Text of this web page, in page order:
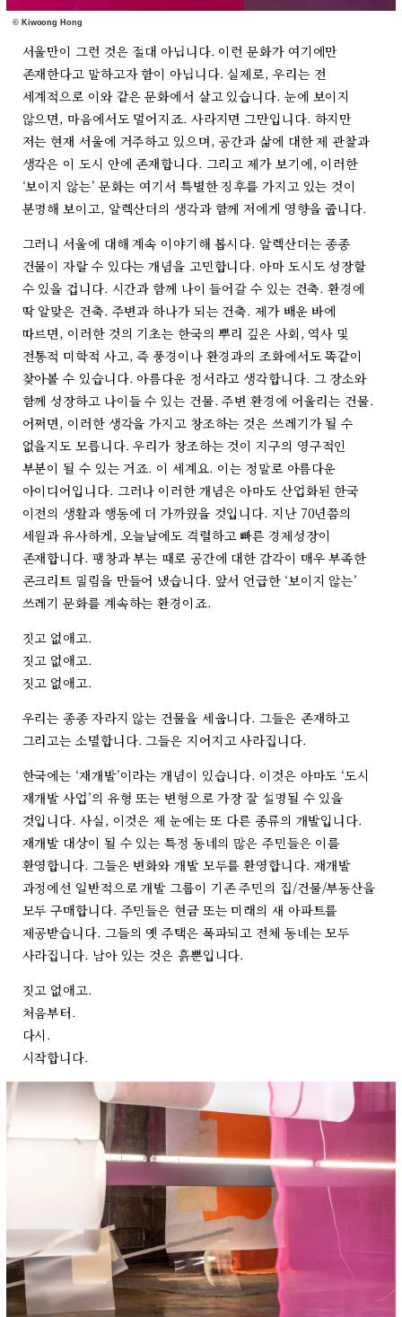
© Kiwoong Hong
서울만이 그런 것은 절대 아닙니다. 이런 문화가 여기에만
존재한다고 말하고자 함이 아닙니다. 실제로, 우리는 전
세계적으로 이와 같은 문화에서 살고 있습니다. 눈에 보이지
않으면, 마음에서도 멀어지죠. 사라지면 그만입니다. 하지만
저는 현재 서울에 거주하고 있으며, 공간과 삶에 대한 제 관찰과
생각은 이 도시 안에 존재합니다. 그리고 제가 보기에, 이러한
‘보이지 않는’ 문화는 여기서 특별한 징후를 가지고 있는 것이
분명해 보이고, 알렉산더의 생각과 함께 저에게 영향을 줍니다.
그러니 서울에 대해 계속 이야기해 봅시다. 알렉산더는 종종
건물이 자랄 수 있다는 개념을 고민합니다. 아마 도시도 성장할
수 있을 겁니다. 시간과 함께 나이 들어갈 수 있는 건축. 환경에
딱 알맞은 건축. 주변과 하나가 되는 건축. 제가 배운 바에
따르면, 이러한 것의 기초는 한국의 뿌리 깊은 사회, 역사 및
전통적 미학적 사고, 즉 풍경이나 환경과의 조화에서도 똑같이
찾아볼 수 있습니다. 아름다운 정서라고 생각합니다. 그 장소와
함께 성장하고 나이들 수 있는 건물. 주변 환경에 어울리는 건물.
어쩌면, 이러한 생각을 가지고 창조하는 것은 쓰레기가 될 수
없을지도 모릅니다. 우리가 창조하는 것이 지구의 영구적인
부분이 될 수 있는 거죠. 이 세계요. 이는 정말로 아름다운
아이디어입니다. 그러나 이러한 개념은 아마도 산업화된 한국
이전의 생활과 행동에 더 가까웠을 것입니다. 지난 70년쯤의
세월과 유사하게, 오늘날에도 격렬하고 빠른 경제성장이
존재합니다. 팽창과 부는 때로 공간에 대한 감각이 매우 부족한
콘크리트 밀림을 만들어 냈습니다. 앞서 언급한 ‘보이지 않는’
쓰레기 문화를 계속하는 환경이죠.
짓고 없애고.
짓고 없애고.
짓고 없애고.
우리는 종종 자라지 않는 건물을 세웁니다. 그들은 존재하고
그리고는 소멸합니다. 그들은 지어지고 사라집니다.
한국에는 ‘재개발’이라는 개념이 있습니다. 이것은 아마도 ‘도시
재개발 사업’의 유형 또는 변형으로 가장 잘 설명될 수 있을
것입니다. 사실, 이것은 제 눈에는 또 다른 종류의 개발입니다.
재개발 대상이 될 수 있는 특정 동네의 많은 주민들은 이를
환영합니다. 그들은 변화와 개발 모두를 환영합니다. 재개발
과정에선 일반적으로 개발 그룹이 기존 주민의 집/건물/부동산을
모두 구매합니다. 주민들은 현금 또는 미래의 새 아파트를
제공받습니다. 그들의 옛 주택은 폭파되고 전체 동네는 모두
사라집니다. 남아 있는 것은 흙뿐입니다.
짓고 없애고.
처음부터.
다시.
시작합니다.